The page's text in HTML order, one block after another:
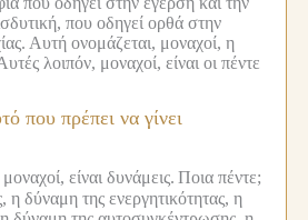
που οδηγεί ορθά στην
Αυτή ονομάζεται, μοναχοί, η
λοιπόν, μοναχοί, είναι οι πέντε
που πρέπει να γίνει
είναι δυνάμεις. Ποια πέντε;
η δύναμη της ενεργητικότητας, η